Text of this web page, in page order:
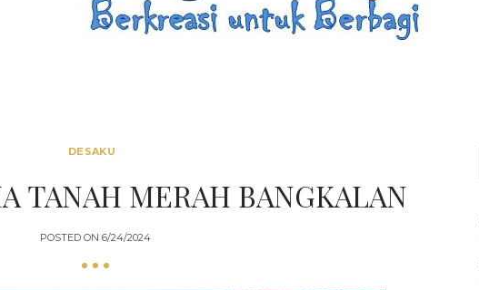
DESAKU
TANAH MERAH BANGKALAN
POSTED ON 6/24/2024